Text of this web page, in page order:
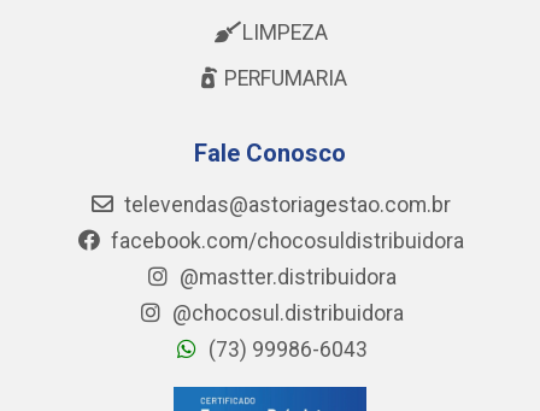
LIMPEZA
PERFUMARIA
Fale Conosco
televendas@astoriagestao.com.br
facebook.com/chocosuldistribuidora
@mastter.distribuidora
@chocosul.distribuidora
(73) 99986-6043